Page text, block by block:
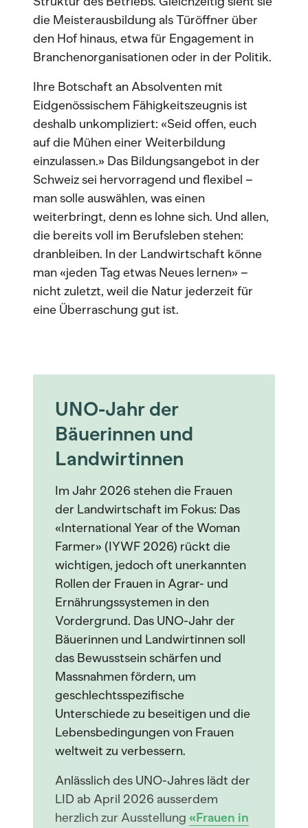
die Meisterausbildung als Türöffner über
den Hof hinaus, etwa für Engagement in
Branchenorganisationen oder in der Politik.
Ihre Botschaft an Absolventen mit
Eidgenössischem Fähigkeitszeugnis ist
deshalb unkompliziert: «Seid offen, euch
auf die Mühen einer Weiterbildung
einzulassen.» Das Bildungsangebot in der
Schweiz sei hervorragend und flexibel –
man solle auswählen, was einen
weiterbringt, denn es lohne sich. Und allen,
die bereits voll im Berufsleben stehen:
dranbleiben. In der Landwirtschaft könne
man «jeden Tag etwas Neues lernen» –
nicht zuletzt, weil die Natur jederzeit für
eine Überraschung gut ist.
UNO-Jahr der
Bäuerinnen und
Landwirtinnen
Im Jahr 2026 stehen die Frauen
der Landwirtschaft im Fokus: Das
«International Year of the Woman
Farmer» (IYWF 2026) rückt die
wichtigen, jedoch oft unerkannten
Rollen der Frauen in Agrar- und
Ernährungssystemen in den
Vordergrund. Das UNO-Jahr der
Bäuerinnen und Landwirtinnen soll
das Bewusstsein schärfen und
Massnahmen fördern, um
geschlechtsspezifische
Unterschiede zu beseitigen und die
Lebensbedingungen von Frauen
weltweit zu verbessern.
Anlässlich des UNO-Jahres lädt der
LID ab April 2026 ausserdem
herzlich zur Ausstellung «Frauen in